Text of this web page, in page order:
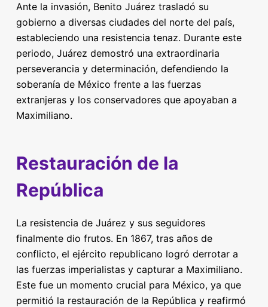
Ante la invasión, Benito Juárez trasladó su
gobierno a diversas ciudades del norte del país,
estableciendo una resistencia tenaz. Durante este
periodo, Juárez demostró una extraordinaria
perseverancia y determinación, defendiendo la
soberanía de México frente a las fuerzas
extranjeras y los conservadores que apoyaban a
Maximiliano.
Restauración de la
República
La resistencia de Juárez y sus seguidores
finalmente dio frutos. En 1867, tras años de
conflicto, el ejército republicano logró derrotar a
las fuerzas imperialistas y capturar a Maximiliano.
Este fue un momento crucial para México, ya que
permitió la restauración de la República y reafirmó